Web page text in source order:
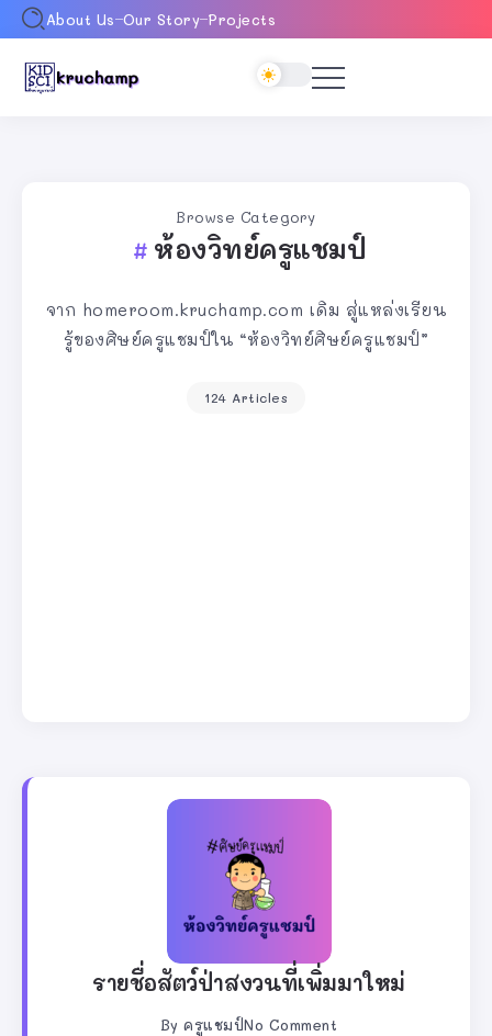
About Us Our Story Projects
Browse Category
ห้องวิทย์ครูแชมป์
จาก homeroom.kruchamp.com เดิม สู่แหล่งเรียน
รู้ของศิษย์ครูแชมป์ใน “ห้องวิทย์ศิษย์ครูแชมป์”
124 Articles
รายชื่อสัตว์ป่าสงวนที่เพิ่มมาใหม่
By ครูแชมป์No Comment